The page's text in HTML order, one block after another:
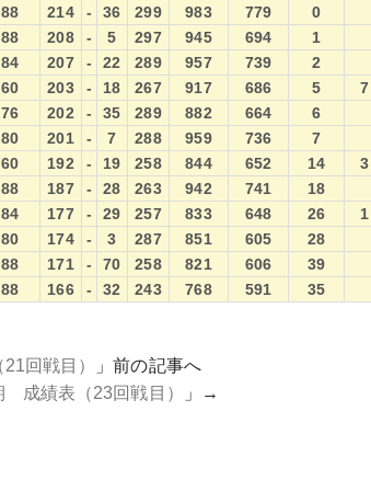
88 214 - 36 299 983 779
0
88 208 - 5 297 945 694
1
84 207 - 22 289 957 739 2
60 203 - 18 267 917 686 5
7
76 202 - 35 289 882 664 6
80 201 - 7 288 959 736 7
60 192 - 19 258 844 652 14 3
88 187 - 28 263 942 741
18
84 177 - 29 257 833 648 26
1
80 174 - 3 287 851 605 28
88 171 - 70 258 821 606
39
88 166 - 32 243 768 591 35
回戦目）
」前の記事へ
成績表（23回戦目） 」→